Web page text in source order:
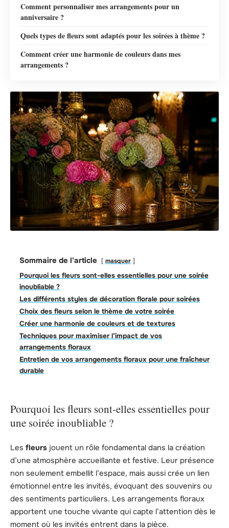
Comment personnaliser mes arrangements pour un
anniversaire ?
Quels types de fleurs sont adaptés pour les soirées à thème ?
Comment créer une harmonie de couleurs dans mes
arrangements ?
Sommaire de l'article masquer
Pourquoi les fleurs sont-elles essentielles pour une soirée
inoubliable ?
Les différents styles de décoration florale pour soirées
Choix des fleurs selon le thème de votre soirée
Créer une harmonie de couleurs et de textures
Techniques pour maximiser l’impact de vos
arrangements floraux
Entretien de vos arrangements floraux pour une fraîcheur
durable
Pourquoi les fleurs sont-elles essentielles pour
une soirée inoubliable ?
Les fleurs jouent un rôle fondamental dans la création
d’une atmosphère accueillante et festive. Leur présence
non seulement embellit l’espace, mais aussi crée un lien
émotionnel entre les invités, évoquant des souvenirs ou
des sentiments particuliers. Les arrangements floraux
apportent une touche vivante qui capte l’attention dès le
moment où les invités entrent dans la pièce.